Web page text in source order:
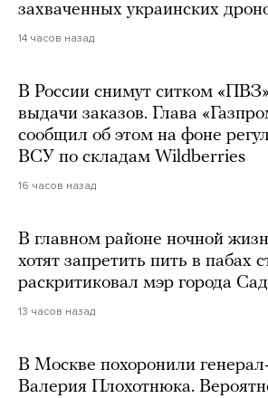
захваченных украинских
14 часов назад
В России снимут ситком
выдачи заказов. Глава
сообщил об этом на фоне
ВСУ по складам Wildberries
16 часов назад
В главном районе ночной
хотят запретить пить в пабах
раскритиковал мэр города
13 часов назад
В Москве похоронили
Валерия Плохотнюка.